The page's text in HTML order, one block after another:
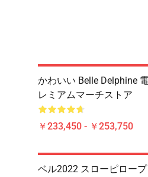
かわいい Belle Delphine
レミアムマーチストア
￥233,450 - ￥253,750
ベル2022 スローピロー